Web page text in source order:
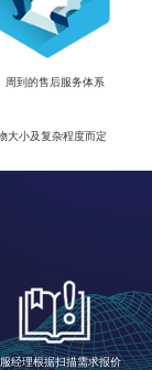
周到的售后服务体系
大小及复杂程度而定
经理根据扫描需求报价